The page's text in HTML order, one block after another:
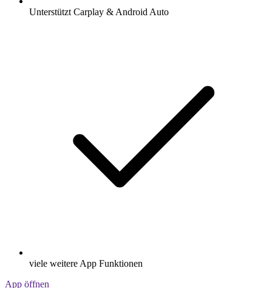
Unterstützt Carplay & Android Auto
viele weitere App Funktionen
App öffnen